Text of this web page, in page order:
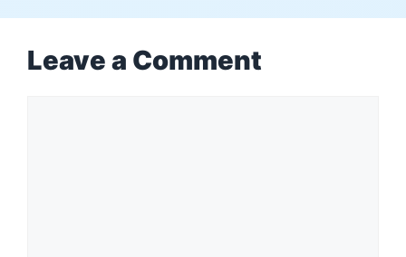
Leave a Comment